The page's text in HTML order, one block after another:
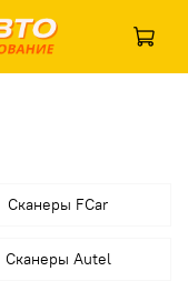
Сканеры FCar
Сканеры Autel